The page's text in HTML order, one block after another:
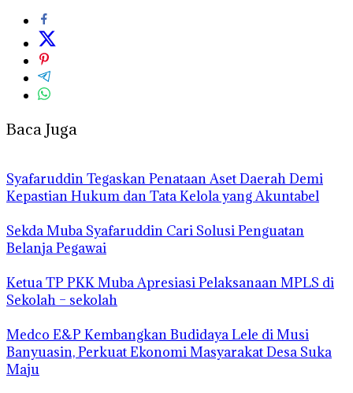
Baca Juga
Syafaruddin Tegaskan Penataan Aset Daerah Demi
Kepastian Hukum dan Tata Kelola yang Akuntabel
Sekda Muba Syafaruddin Cari Solusi Penguatan
Belanja Pegawai
Ketua TP PKK Muba Apresiasi Pelaksanaan MPLS di
Sekolah – sekolah
Medco E&P Kembangkan Budidaya Lele di Musi
Banyuasin, Perkuat Ekonomi Masyarakat Desa Suka
Maju